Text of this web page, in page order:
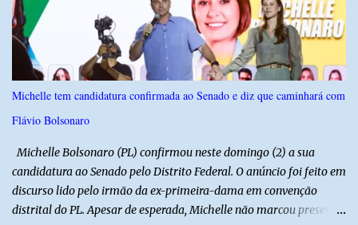
empresa CLC. Com a violência do impacto, o motociclista morreu
ainda no local. A ambulância do Hospital de Alto do Rodrigues foi
acionada para prestar socorro, porém, ao chegar, a equipe
constatou que a vítima já estava sem sinais vitais. A força da
colisão foi tão intensa que diversas peças da motocicleta ficaram
espalhadas pela rodovia, evidenciando a gravidade do acidente. A
Polícia Militar realizou o isolamento da área para garantir a
Michelle tem candidatura confirmada ao Senado e diz que caminhará com
Flávio Bolsonaro
Michelle Bolsonaro (PL) confirmou neste domingo (2) a sua
candidatura ao Senado pelo Distrito Federal. O anúncio foi feito em
discurso lido pelo irmão da ex-primeira-dama em convenção
distrital do PL. Apesar de esperada, Michelle não marcou presença